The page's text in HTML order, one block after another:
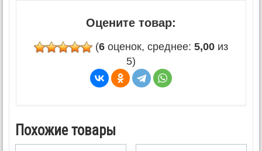
Оцените товар:
(6 оценок, среднее: 5,00 из
5)
Похожие товары